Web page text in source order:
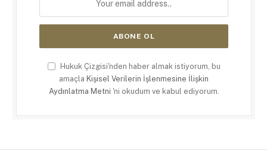
Hukuk Çizgisi'nden haber almak istiyorum, bu
amaçla Kişisel Verilerin İşlenmesine İlişkin
Aydınlatma Metni 'ni okudum ve kabul ediyorum.